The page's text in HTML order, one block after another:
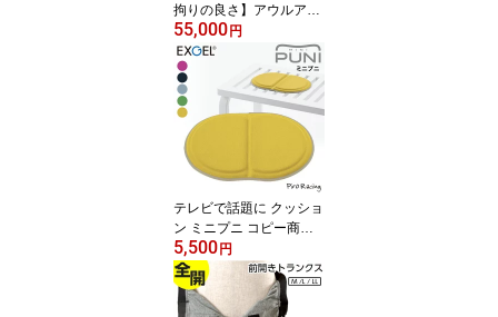
拘りの良さ】アウルアク
ティブ 本体 厚み9.5cm
車いす 車イス 車椅子 ク
ッション 座布団 シーテ
ィング ポジショニング
褥瘡 床ずれ 予防 除圧 低
反発 ジェル 座位保持 姿
勢保持 体圧 おすすめ 人
気 EXGEL エクスジェル
ピロレーシング 共同開発
55,000 円
テレビで話題に クッショ
ン ミニプニ コピー商品
にお気を付けください P
UN10 持ち運び 携帯座布
団 日本製 ジェルクッシ
ョン 携帯用 折りたたみ
5,500 円